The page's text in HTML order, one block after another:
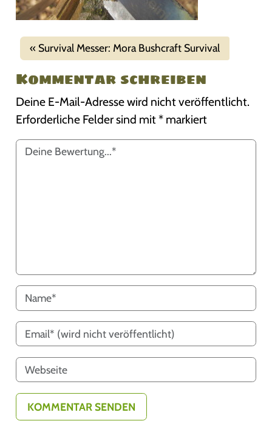
Survival Messer: Mora Bushcraft Survival
Kommentar schreiben
Deine E-Mail-Adresse wird nicht veröffentlicht.
Erforderliche Felder sind mit* markiert